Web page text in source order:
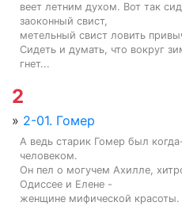
веет летним духом. Вот так
заоконный свист,
метельный свист ловить
Сидеть и думать, что вокруг
гнет...
2
» 2-01. Гомер
А ведь старик Гомер был
человеком.
Он пел о могучем Ахилле,
Одиссее и Елене -
женщине мифической красоты.